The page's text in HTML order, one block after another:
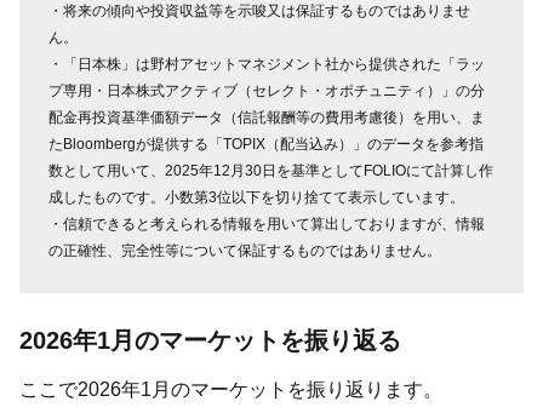
・将来の傾向や投資収益等を示唆又は保証するものではありませ
ん。
・「日本株」は野村アセットマネジメント社から提供された「ラッ
プ専用・日本株式アクティブ（セレクト・オポチュニティ）」の分
配金再投資基準価額データ（信託報酬等の費用考慮後）を用い、ま
たBloombergが提供する「TOPIX（配当込み）」のデータを参考指
数として用いて、2025年12月30日を基準としてFOLIOにて計算し作
成したものです。小数第3位以下を切り捨てて表示しています。
・信頼できると考えられる情報を用いて算出しておりますが、情報
の正確性、完全性等について保証するものではありません。
2026年1月のマーケットを振り返る
ここで2026年1月のマーケットを振り返ります。